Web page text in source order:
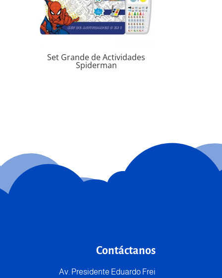
Set Grande de Actividades
Spiderman
Contáctanos
Av. Presidente Eduardo Frei